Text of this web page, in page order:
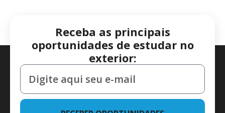
Receba as principais
oportunidades de estudar no
exterior: